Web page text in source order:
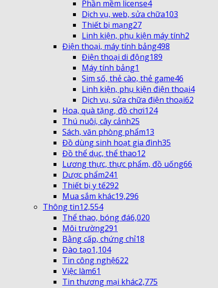
Phần mềm license4
Dịch vụ, web, sửa chữa103
Thiết bị mạng27
Linh kiện, phụ kiện máy tính2
Điện thoại, máy tính bảng498
Điện thoại di động189
Máy tính bảng1
Sim số, thẻ cào, thẻ game46
Linh kiện, phụ kiện điện thoại4
Dịch vụ, sửa chữa điện thoại62
Hoa, quà tặng, đồ chơi124
Thú nuôi, cây cảnh25
Sách, văn phòng phẩm13
Đồ dùng sinh hoạt gia đình35
Đồ thể dục, thể thao12
Lương thực, thực phẩm, đồ uống66
Dược phẩm241
Thiết bị y tế292
Mua sắm khác19,296
Thông tin12,554
Thể thao, bóng đá6,020
Môi trường291
Bằng cấp, chứng chỉ18
Đào tạo1,104
Tin công nghệ622
Việc làm61
Tin thương mại khác2,775